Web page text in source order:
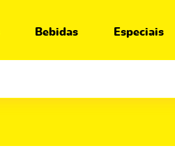
Bebidas Especiais